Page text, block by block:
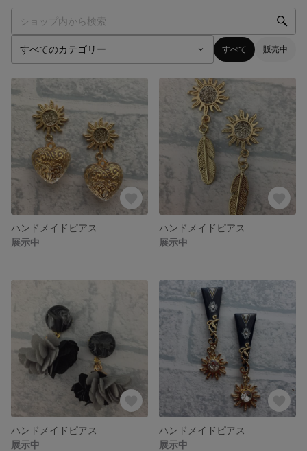
すべて 販売中
ハンドメイドピアス
展示中
ハンドメイドピアス
展示中
ハンドメイドピアス
展示中
ハンドメイドピアス
展示中